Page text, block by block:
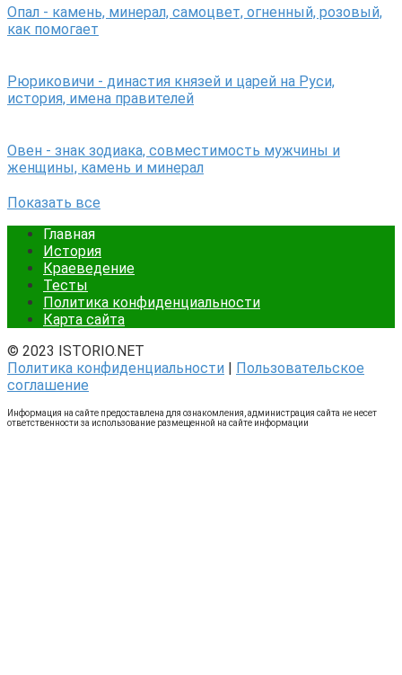
Опал - камень, минерал, самоцвет, огненный, розовый,
как помогает
Рюриковичи - династия князей и царей на Руси,
история, имена правителей
Овен - знак зодиака, совместимость мужчины и
женщины, камень и минерал
Показать все
Главная
История
Краеведение
Тесты
Политика конфиденциальности
Карта сайта
© 2023 ISTORIO.NET
Политика конфиденциальности | Пользовательское
соглашение
Информация на сайте предоставлена для ознакомления, администрация сайта не несет
ответственности за использование размещенной на сайте информации